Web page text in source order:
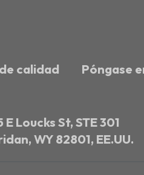
calidad Póngase
E Loucks St, STE 301
WY 82801, EE.UU.